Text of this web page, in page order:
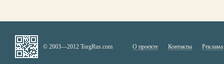
© 2003—2012 TorgRus.com О проекте Контакты Реклама